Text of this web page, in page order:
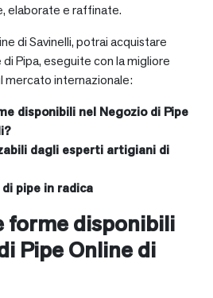
elaborate e raffinate.
di Savinelli, potrai acquistare
Pipa, eseguite con la migliore
mercato internazionale:
disponibili nel Negozio di Pipe
dagli esperti artigiani di
pipe in radica
forme disponibili
Pipe Online di